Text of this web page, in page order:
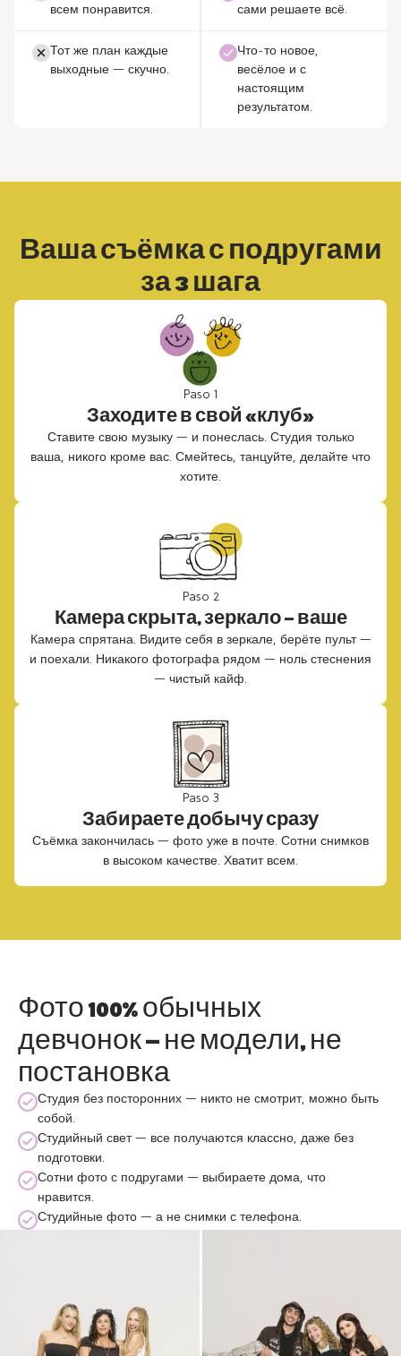
всем понравится.
сами решаете всё.
Тот же план каждые
выходные — скучно.
Что-то новое,
весёлое и с
настоящим
результатом.
Ваша съёмка с подругами
за 3 шага
Paso 1
Заходите в свой «клуб»
Ставите свою музыку — и понеслась. Студия только
ваша, никого кроме вас. Смейтесь, танцуйте, делайте что
хотите.
Paso 2
Камера скрыта, зеркало — ваше
Камера спрятана. Видите себя в зеркале, берёте пульт —
и поехали. Никакого фотографа рядом — ноль стеснения
— чистый кайф.
Paso 3
Забираете добычу сразу
Съёмка закончилась — фото уже в почте. Сотни снимков
в высоком качестве. Хватит всем.
Фото 100% обычных
девчонок — не модели, не
постановка
Студия без посторонних — никто не смотрит, можно быть
собой.
Студийный свет — все получаются классно, даже без
подготовки.
Сотни фото с подругами — выбираете дома, что
нравится.
Студийные фото — а не снимки с телефона.